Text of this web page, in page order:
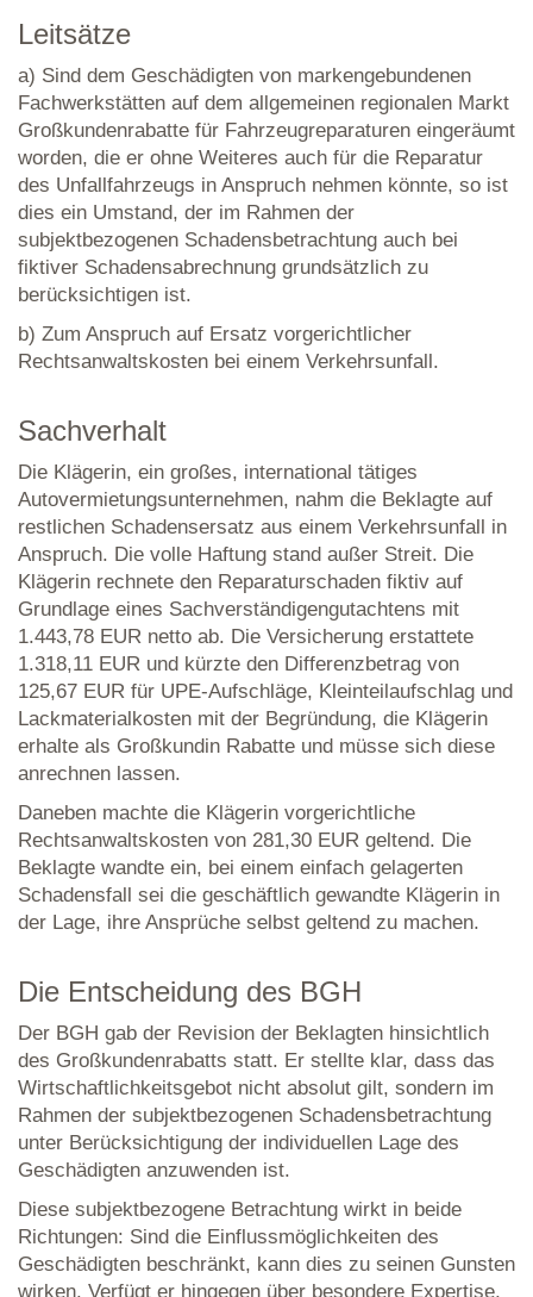
Leitsätze
a) Sind dem Geschädigten von markengebundenen
Fachwerkstätten auf dem allgemeinen regionalen Markt
Großkundenrabatte für Fahrzeugreparaturen eingeräumt
worden, die er ohne Weiteres auch für die Reparatur
des Unfallfahrzeugs in Anspruch nehmen könnte, so ist
dies ein Umstand, der im Rahmen der
subjektbezogenen Schadensbetrachtung auch bei
fiktiver Schadensabrechnung grundsätzlich zu
berücksichtigen ist.
b) Zum Anspruch auf Ersatz vorgerichtlicher
Rechtsanwaltskosten bei einem Verkehrsunfall.
Sachverhalt
Die Klägerin, ein großes, international tätiges
Autovermietungsunternehmen, nahm die Beklagte auf
restlichen Schadensersatz aus einem Verkehrsunfall in
Anspruch. Die volle Haftung stand außer Streit. Die
Klägerin rechnete den Reparaturschaden fiktiv auf
Grundlage eines Sachverständigengutachtens mit
1.443,78 EUR netto ab. Die Versicherung erstattete
1.318,11 EUR und kürzte den Differenzbetrag von
125,67 EUR für UPE-Aufschläge, Kleinteilaufschlag und
Lackmaterialkosten mit der Begründung, die Klägerin
erhalte als Großkundin Rabatte und müsse sich diese
anrechnen lassen.
Daneben machte die Klägerin vorgerichtliche
Rechtsanwaltskosten von 281,30 EUR geltend. Die
Beklagte wandte ein, bei einem einfach gelagerten
Schadensfall sei die geschäftlich gewandte Klägerin in
der Lage, ihre Ansprüche selbst geltend zu machen.
Die Entscheidung des BGH
Der BGH gab der Revision der Beklagten hinsichtlich
des Großkundenrabatts statt. Er stellte klar, dass das
Wirtschaftlichkeitsgebot nicht absolut gilt, sondern im
Rahmen der subjektbezogenen Schadensbetrachtung
unter Berücksichtigung der individuellen Lage des
Geschädigten anzuwenden ist.
Diese subjektbezogene Betrachtung wirkt in beide
Richtungen: Sind die Einflussmöglichkeiten des
Geschädigten beschränkt, kann dies zu seinen Gunsten
wirken. Verfügt er hingegen über besondere Expertise,